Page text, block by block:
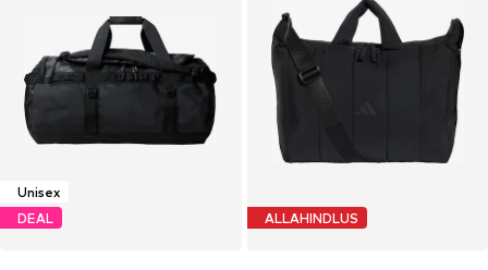
Unisex
DEAL
ALLAHINDLUS